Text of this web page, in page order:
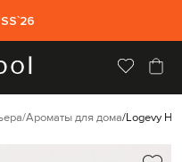
Ароматы для дома Logevy